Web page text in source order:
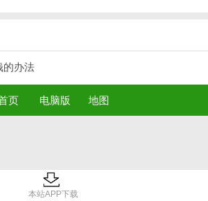
的办法
页 电脑版 地图
本站APP下载